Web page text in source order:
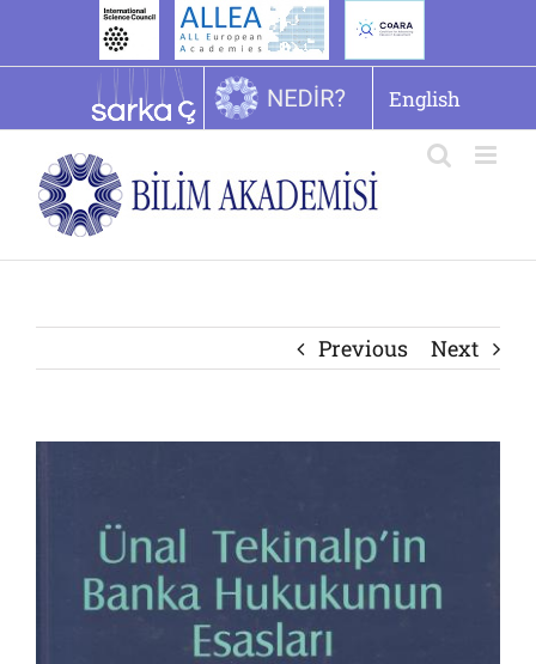
English
Previous Next